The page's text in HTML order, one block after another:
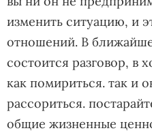
изменить ситуацию, и
отношений. В
состоится разговор, в
как помириться. так и
рассориться.
общие жизненные